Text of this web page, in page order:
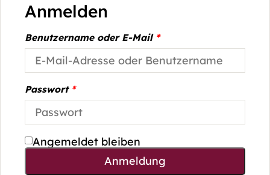
Anmelden
Benutzername oder E-Mail *
Passwort *
Angemeldet bleiben
Anmeldung